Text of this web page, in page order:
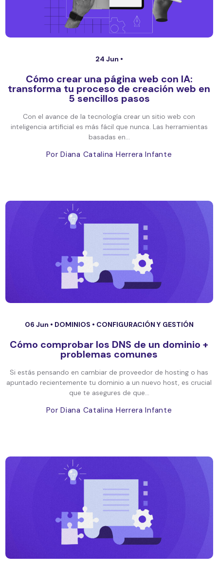
24 Jun •
Cómo crear una página web con IA:
transforma tu proceso de creación web en
5 sencillos pasos
Con el avance de la tecnología crear un sitio web con
inteligencia artificial es más fácil que nunca. Las herramientas
basadas en...
Por Diana Catalina Herrera Infante
06 Jun • DOMINIOS • CONFIGURACIÓN Y GESTIÓN
Cómo comprobar los DNS de un dominio +
problemas comunes
Si estás pensando en cambiar de proveedor de hosting o has
apuntado recientemente tu dominio a un nuevo host, es crucial
que te asegures de que...
Por Diana Catalina Herrera Infante